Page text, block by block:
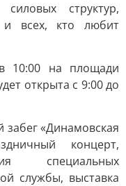
силовых структур,
и всех, кто любит
10:00 на площади
открыта с 9:00 до
забег «Динамовская
концерт,
специальных
службы, выставка